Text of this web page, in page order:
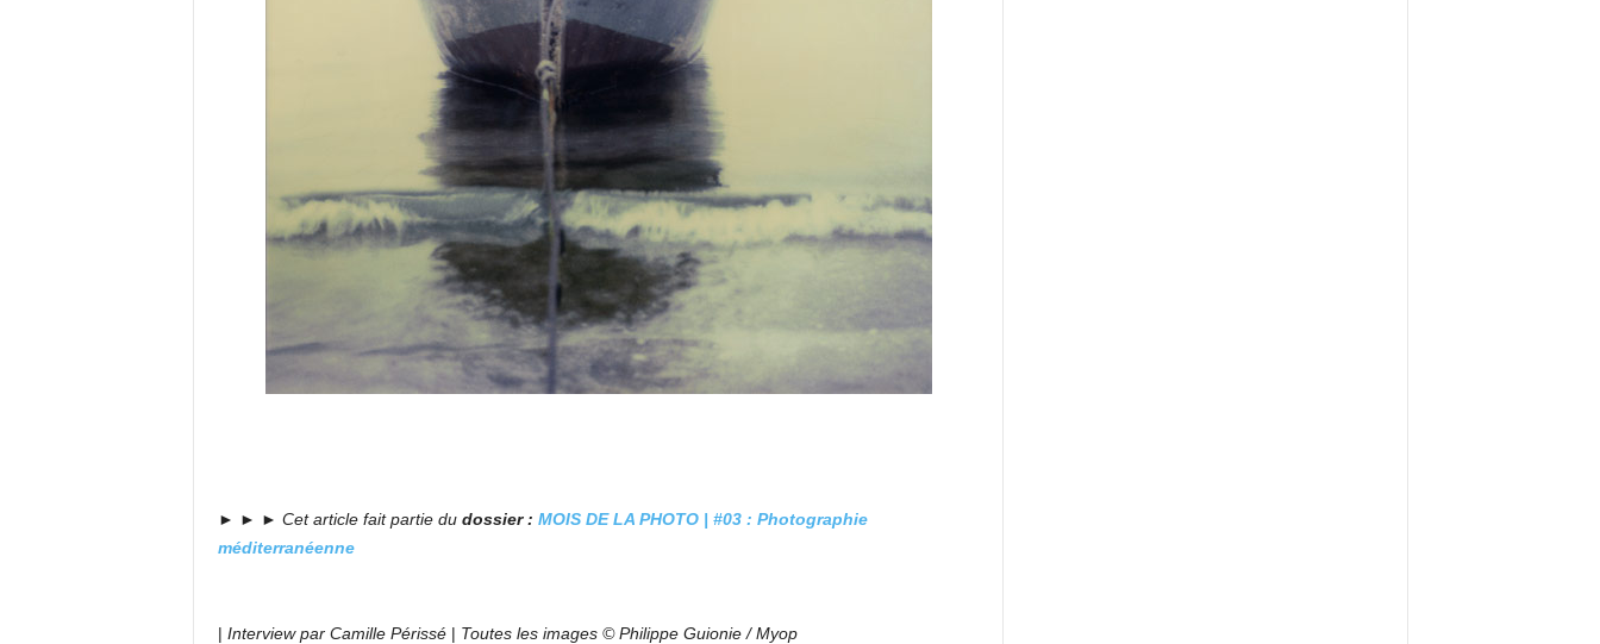
► ► ► Cet article fait partie du dossier : MOIS DE LA PHOTO | #03 : Photographie
méditerranéenne
| Interview par Camille Périssé| Toutes les images © Philippe Guionie / Myop